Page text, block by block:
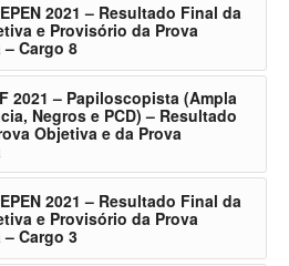
2021 – Resultado Final da
e Provisório da Prova
Cargo 8
2021 – Papiloscopista (Ampla
Negros e PCD) – Resultado
Objetiva e da Prova
2021 – Resultado Final da
e Provisório da Prova
Cargo 3